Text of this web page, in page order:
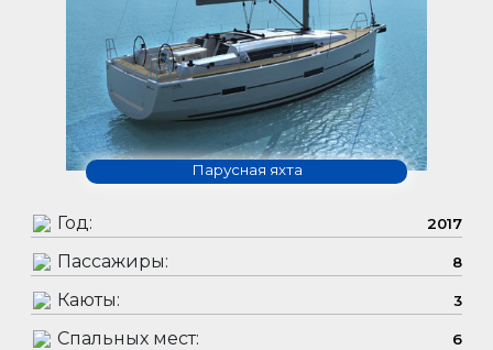
Парусная яхта
Год: 2017
Пассажиры: 8
Каюты: 3
Спальных мест: 6